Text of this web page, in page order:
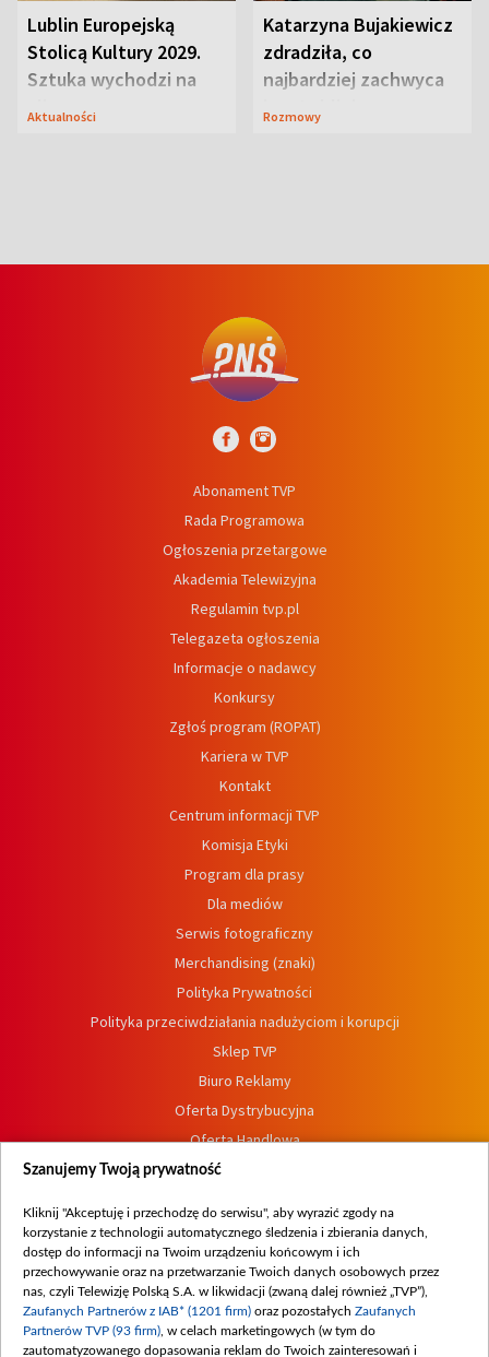
Lublin Europejską
Stolicą Kultury 2029.
Sztuka wychodzi na
ulice
Aktualności
Katarzyna Bujakiewicz
zdradziła, co
najbardziej zachwyca
ją w Lublinie
Rozmowy
Abonament TVP
Rada Programowa
Ogłoszenia przetargowe
Akademia Telewizyjna
Regulamin tvp.pl
Telegazeta ogłoszenia
Informacje o nadawcy
Konkursy
Zgłoś program (ROPAT)
Kariera w TVP
Kontakt
Centrum informacji TVP
Komisja Etyki
Program dla prasy
Dla mediów
Serwis fotograficzny
Merchandising (znaki)
Polityka Prywatności
Polityka przeciwdziałania nadużyciom i korupcji
Sklep TVP
Biuro Reklamy
Oferta Dystrybucyjna
Oferta Handlowa
Dostępność
Procedura zgłoszeń wewnętrznych
Szanujemy Twoją prywatność
Kliknij "Akceptuję i przechodzę do serwisu", aby wyrazić zgody na
korzystanie z technologii automatycznego śledzenia i zbierania danych,
dostęp do informacji na Twoim urządzeniu końcowym i ich
przechowywanie oraz na przetwarzanie Twoich danych osobowych przez
nas, czyli Telewizję Polską S.A. w likwidacji (zwaną dalej również „TVP”),
Zaufanych Partnerów z IAB* (1201 firm) oraz pozostałych Zaufanych
Partnerów TVP (93 firm) , w celach marketingowych (w tym do
zautomatyzowanego dopasowania reklam do Twoich zainteresowań i